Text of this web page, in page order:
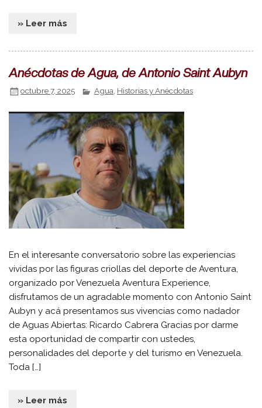
» Leer más
Anécdotas de Agua, de Antonio Saint Aubyn
octubre 7, 2025 Agua Historias y Anécdotas
En el interesante conversatorio sobre las experiencias
vividas por las figuras criollas del deporte de Aventura,
organizado por Venezuela Aventura Experience,
disfrutamos de un agradable momento con Antonio Saint
Aubyn y acá presentamos sus vivencias como nadador
de Aguas Abiertas: Ricardo Cabrera Gracias por darme
esta oportunidad de compartir con ustedes,
personalidades del deporte y del turismo en Venezuela.
Toda […]
» Leer más